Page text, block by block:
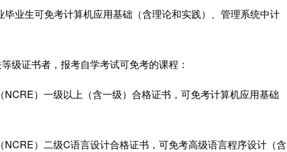
业生可免考计算机应用基础（含理论和实践）、管理系统中计
级证书者，报考自学考试可免考的课程：
NCRE）一级以上（含一级）合格证书，可免考计算机应用基础
）二级C语言设计合格证书，可免考高级语言程序设计（含